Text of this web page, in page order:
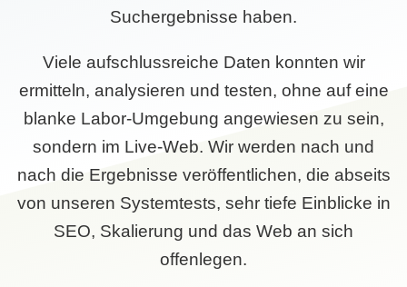
Suchergebnisse haben.
Viele aufschlussreiche Daten konnten wir
ermitteln, analysieren und testen, ohne auf eine
blanke Labor-Umgebung angewiesen zu sein,
sondern im Live-Web. Wir werden nach und
nach die Ergebnisse veröffentlichen, die abseits
von unseren Systemtests, sehr tiefe Einblicke in
SEO, Skalierung und das Web an sich
offenlegen.